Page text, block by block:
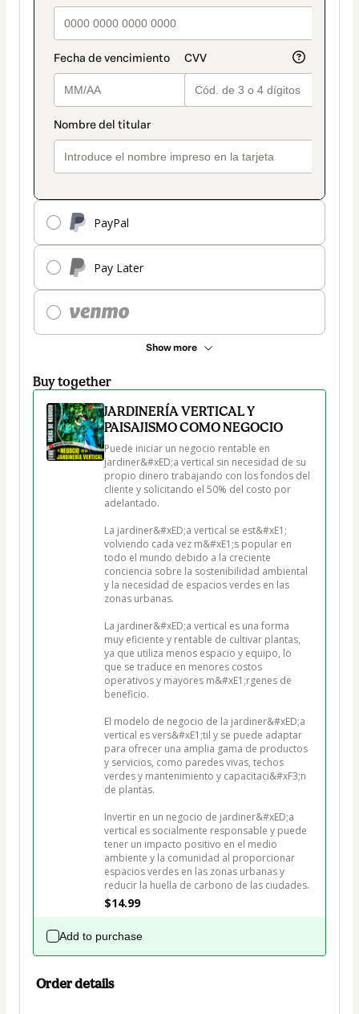
PayPal
Pay Later
Show more
Buy together
JARDINERÍA VERTICAL Y
PAISAJISMO COMO NEGOCIO
Puede iniciar un negocio rentable en
jardiner&#xED;a vertical sin necesidad de su
propio dinero trabajando con los fondos del
cliente y solicitando el 50% del costo por
adelantado.
La jardiner&#xED;a vertical se est&#xE1;
volviendo cada vez m&#xE1;s popular en
todo el mundo debido a la creciente
conciencia sobre la sostenibilidad ambiental
y la necesidad de espacios verdes en las
zonas urbanas.
La jardiner&#xED;a vertical es una forma
muy eficiente y rentable de cultivar plantas,
ya que utiliza menos espacio y equipo, lo
que se traduce en menores costos
operativos y mayores m&#xE1;rgenes de
beneficio.
El modelo de negocio de la jardiner&#xED;a
vertical es vers&#xE1;til y se puede adaptar
para ofrecer una amplia gama de productos
y servicios, como paredes vivas, techos
verdes y mantenimiento y capacitaci&#xF3;n
de plantas.
Invertir en un negocio de jardiner&#xED;a
vertical es socialmente responsable y puede
tener un impacto positivo en el medio
ambiente y la comunidad al proporcionar
espacios verdes en las zonas urbanas y
reducir la huella de carbono de las ciudades.
$14.99
Add to purchase
Order details